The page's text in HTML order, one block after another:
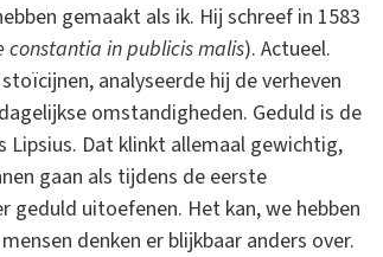
gemaakt als ik. Hij schreef in 1583
constantia in publicis malis). Actueel.
analyseerde hij de verheven
omstandigheden. Geduld is de
Dat klinkt allemaal gewichtig,
gaan als tijdens de eerste
uitoefenen. Het kan, we hebben
denken er blijkbaar anders over.